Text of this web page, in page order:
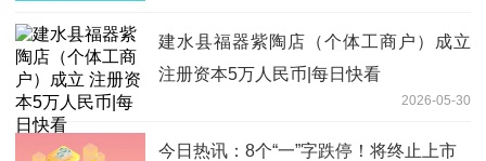
建水县福器紫陶店（个体工商户）成立
注册资本5万人民币|每日快看
2026-05-30
今日热讯：8个“一”字跌停！将终止上市